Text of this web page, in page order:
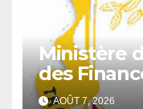
Ministère
des
d’Offres
AOÛT 7, 2026